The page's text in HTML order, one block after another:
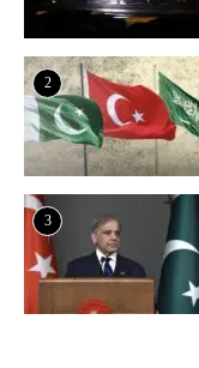
2
3